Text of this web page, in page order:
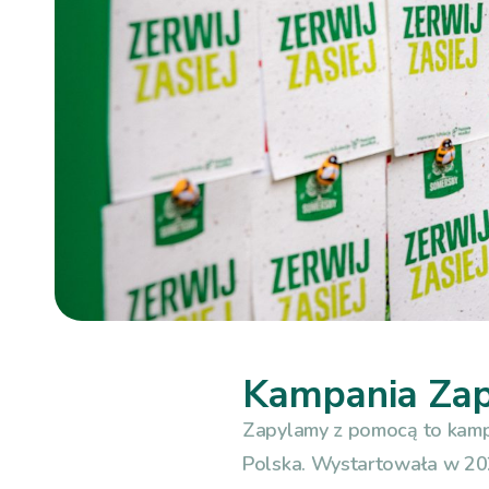
Kampania
Zapylamy z pomocą to
Polska. Wystartowała w